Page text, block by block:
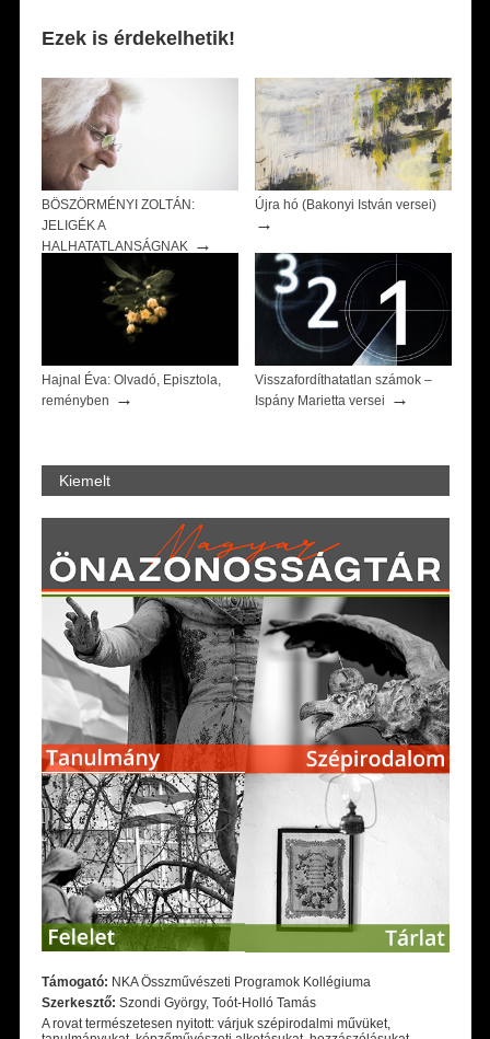
Ezek is érdekelhetik!
BÖSZÖRMÉNYI ZOLTÁN:
JELIGÉK A
HALHATATLANSÁGNAK
→
Újra hó (Bakonyi István versei)
→
Hajnal Éva: Olvadó, Episztola,
reményben
→
Visszafordíthatatlan számok –
Ispány Marietta versei
→
Kiemelt
Támogató: NKA Összművészeti Programok Kollégiuma
Szerkesztő: Szondi György, Toót-Holló Tamás
A rovat természetesen nyitott: várjuk szépirodalmi művüket,